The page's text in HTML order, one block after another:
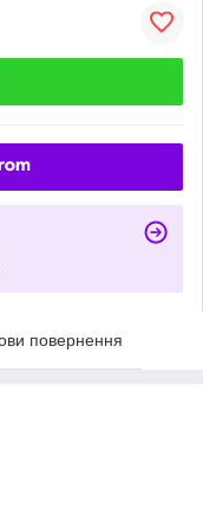
повернення